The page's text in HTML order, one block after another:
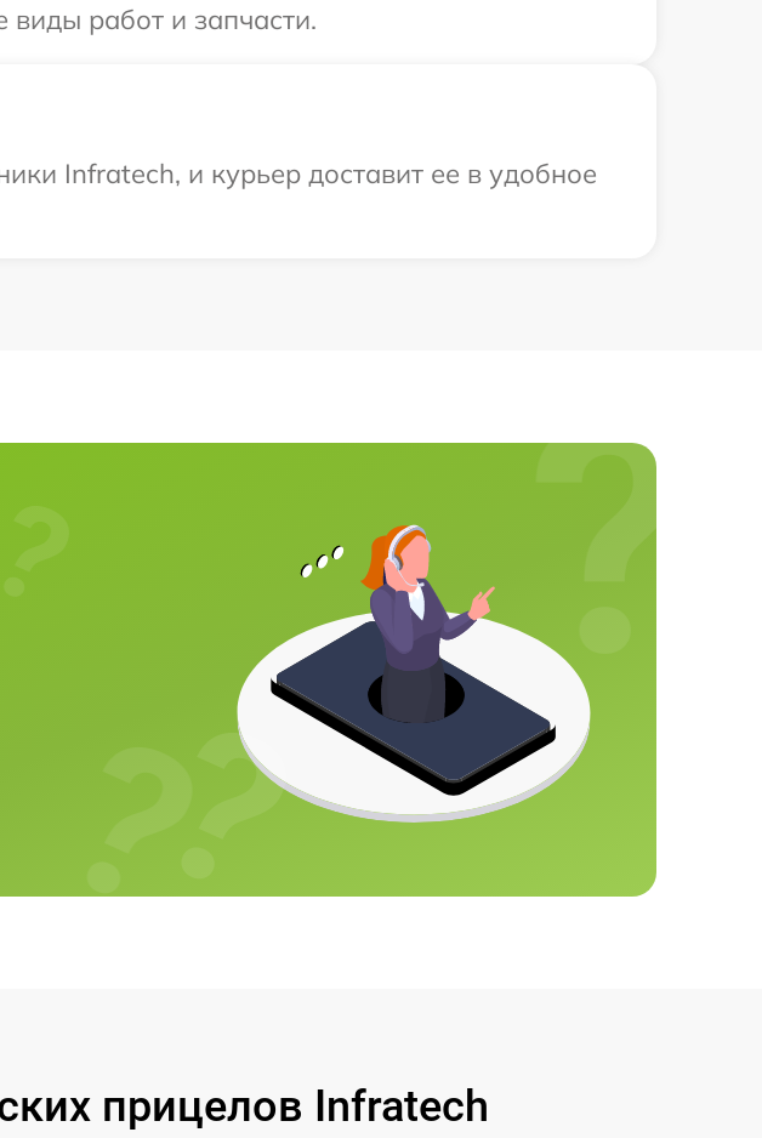
виды работ и запчасти.
Infratech, и курьер доставит ее в удобное
прицелов Infratech